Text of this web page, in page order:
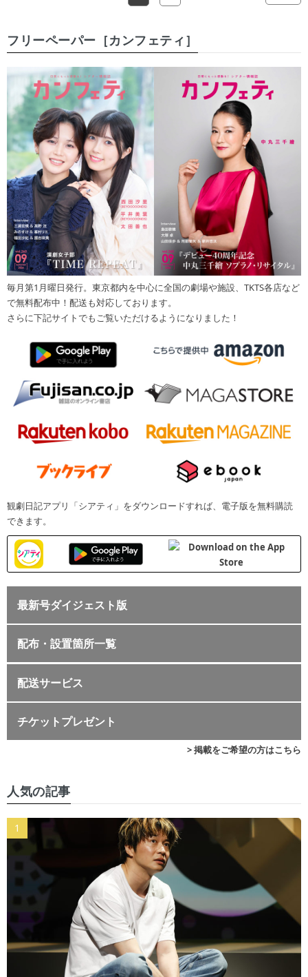
フリーペーパー［カンフェティ］
毎月第1月曜日発行。東京都内を中心に全国の劇場や施設、TKTS各店など
で無料配布中！配送も対応しております。
さらに下記サイトでもご覧いただけるようになりました！
観劇日記アプリ「シアティ」をダウンロードすれば、電子版を無料購読
できます。
最新号ダイジェスト版
配布・設置箇所一覧
配送サービス
チケットプレゼント
> 掲載をご希望の方はこちら
人気の記事